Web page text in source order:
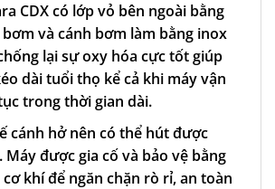
CDX có lớp vỏ bên ngoài bằng
và cánh bơm làm bằng inox
lại sự oxy hóa cực tốt giúp
dài tuổi thọ kể cả khi máy vận
trong thời gian dài.
cánh hở nên có thể hút được
Máy được gia cố và bảo vệ bằng
khí để ngăn chặn rò rỉ, an toàn